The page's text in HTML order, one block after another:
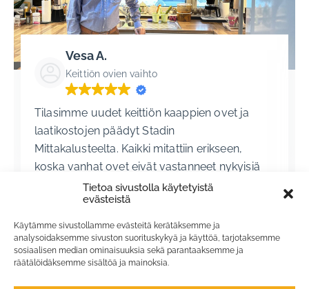
Tietoa sivustolla käytetyistä
evästeistä
Käytämme sivustollamme evästeitä kerätäksemme ja
analysoidaksemme sivuston suorituskykyä ja käyttöä, tarjotaksemme
sosiaalisen median ominaisuuksia sekä parantaaksemme ja
räätälöidäksemme sisältöä ja mainoksia.
Vesa A.
Keittiön ovien vaihto
Tilasimme uudet keittiön kaappien ovet ja
laatikostojen päädyt Stadin
Mittakalusteelta. Kaikki mitattiin erikseen,
koska vanhat ovet eivät vastanneet nykyisiä
standardimittoja. Ovien materiaalin, mallin
ja värin valinta sujui hyvin malliovien ja
värikarttojen avulla toimistolla. Toimitus ja
asennus sujui sovitun aikataulun mukaan.
Olemme erittäin tyytyväisiä
LUE KAIKKI